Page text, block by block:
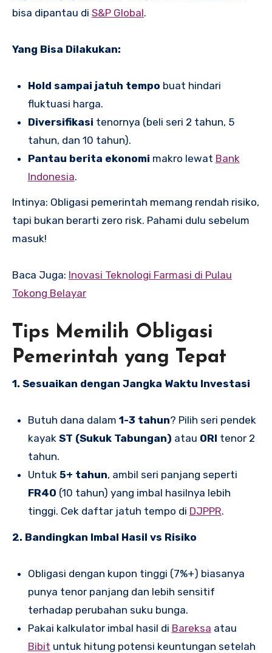
bisa dipantau di S&P Global.
Yang Bisa Dilakukan:
Hold sampai jatuh tempo buat hindari
fluktuasi harga.
Diversifikasi tenornya (beli seri 2 tahun, 5
tahun, dan 10 tahun).
Pantau berita ekonomi makro lewat Bank
Indonesia.
Intinya: Obligasi pemerintah memang rendah risiko,
tapi bukan berarti zero risk. Pahami dulu sebelum
masuk!
Baca Juga: Inovasi Teknologi Farmasi di Pulau
Tokong Belayar
Tips Memilih Obligasi
Pemerintah yang Tepat
1. Sesuaikan dengan Jangka Waktu Investasi
Butuh dana dalam 1-3 tahun? Pilih seri pendek
kayak ST (Sukuk Tabungan) atau ORI tenor 2
tahun.
Untuk 5+ tahun, ambil seri panjang seperti
FR40 (10 tahun) yang imbal hasilnya lebih
tinggi. Cek daftar jatuh tempo di DJPPR.
2. Bandingkan Imbal Hasil vs Risiko
Obligasi dengan kupon tinggi (7%+) biasanya
punya tenor panjang dan lebih sensitif
terhadap perubahan suku bunga.
Pakai kalkulator imbal hasil di Bareksa atau
Bibit untuk hitung potensi keuntungan setelah